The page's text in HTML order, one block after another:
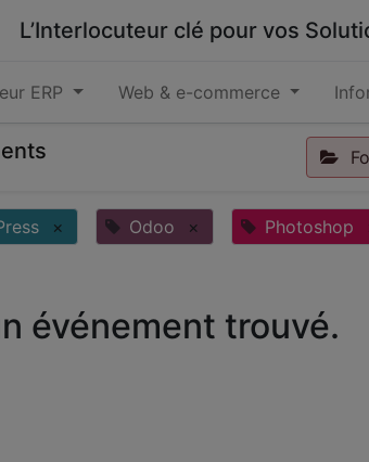
L’Interlocuteur clé pour vos
ERP Web & e-commerce
× Odoo × Photoshop
événement trouvé.